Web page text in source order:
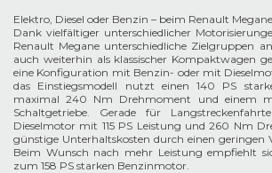
Elektro, Diesel oder Benzin – beim Renault
Dank vielfältiger unterschiedlicher
Renault Megane unterschiedliche Zielgruppen
auch weiterhin als klassischer Kompaktwagen
eine Konfiguration mit Benzin- oder mit
das Einstiegsmodell nutzt einen 140 PS
maximal 240 Nm Drehmoment und einem
Schaltgetriebe. Gerade für
Dieselmotor mit 115 PS Leistung und 260 Nm
günstige Unterhaltskosten durch einen geringen
Beim Wunsch nach mehr Leistung empfiehlt
zum 158 PS starken Benzinmotor.